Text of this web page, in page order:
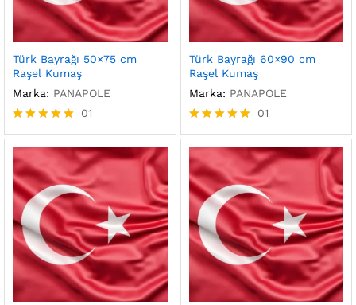
Türk Bayrağı 50×75 cm
Raşel Kumaş
Marka: PANAPOLE
5 üzerinden
5.00
oy aldı
01
Türk Bayrağı 60×90 cm
Raşel Kumaş
Marka: PANAPOLE
5 üzerinden
5.00
oy aldı
01